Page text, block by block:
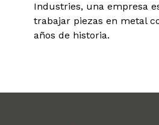
Industries, una empresa
trabajar piezas en metal
años de historia.